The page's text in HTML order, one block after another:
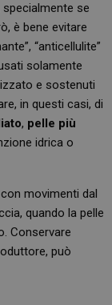
se
è bene evitare
“anticellulite”
solamente
e sostenuti
in questi casi, di
, pelle più
idrica o
movimenti dal
quando la pelle
Conservare
può